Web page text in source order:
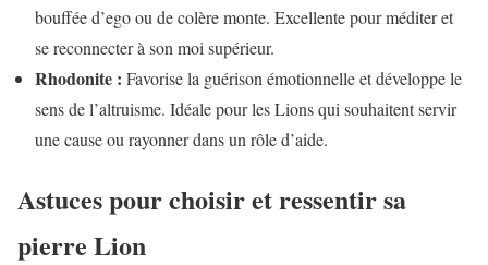
bouffée d’ego ou de colère monte. Excellente pour méditer et
se reconnecter à son moi supérieur.
Rhodonite : Favorise la guérison émotionnelle et développe le
sens de l’altruisme. Idéale pour les Lions qui souhaitent servir
une cause ou rayonner dans un rôle d’aide.
Astuces pour choisir et ressentir sa
pierre Lion